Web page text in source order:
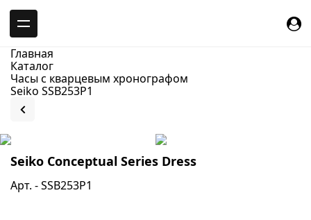
Главная
Каталог
Часы с кварцевым хронографом
Seiko SSB253P1
Seiko Conceptual Series Dress
Арт. - SSB253P1